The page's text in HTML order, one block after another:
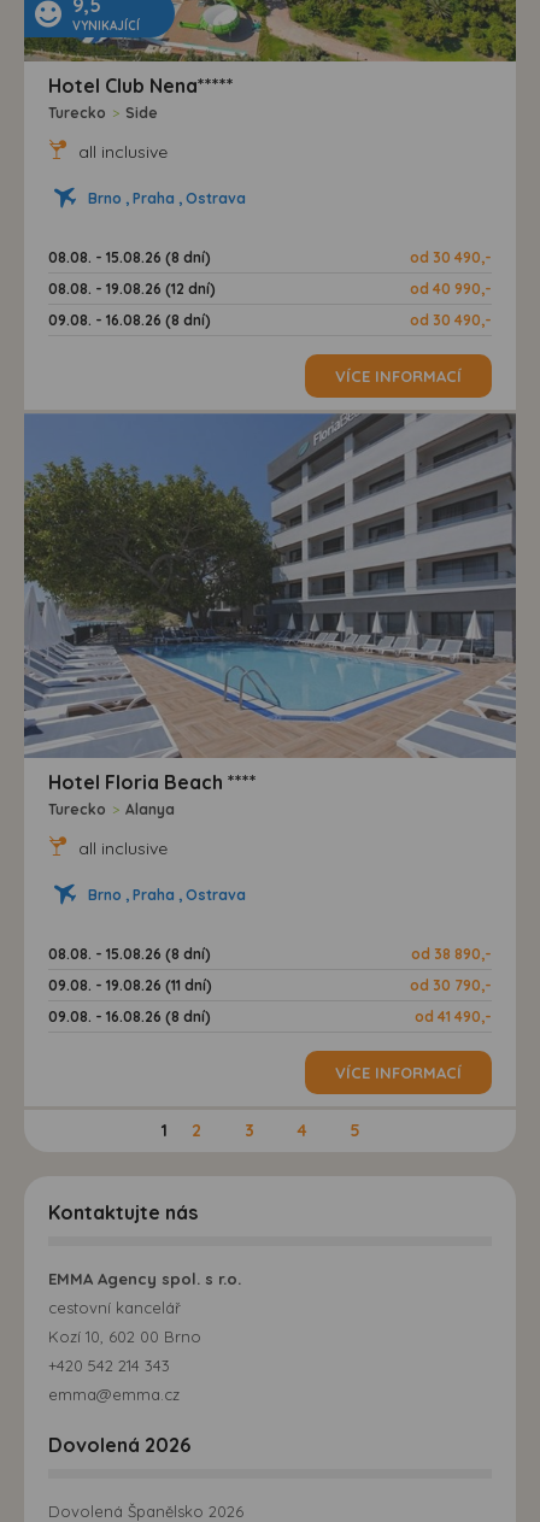
9,5
VYNIKAJÍCÍ
Hotel Club Nena*****
Turecko > Side
all inclusive
Brno , Praha , Ostrava
08.08. - 15.08.26 (8 dní)
od 30 490,-
08.08. - 19.08.26 (12 dní)
od 40 990,-
09.08. - 16.08.26 (8 dní)
od 30 490,-
VÍCE INFORMACÍ
Hotel Floria Beach ****
Turecko > Alanya
all inclusive
Brno , Praha , Ostrava
08.08. - 15.08.26 (8 dní)
od 38 890,-
09.08. - 19.08.26 (11 dní)
od 30 790,-
09.08. - 16.08.26 (8 dní)
od 41 490,-
VÍCE INFORMACÍ
1 2 3 4 5
Kontaktujte nás
EMMA Agency spol. s r.o.
cestovní kancelář
Kozí 10, 602 00 Brno
+420 542 214 343
emma@emma.cz
Dovolená 2026
Dovolená Španělsko 2026